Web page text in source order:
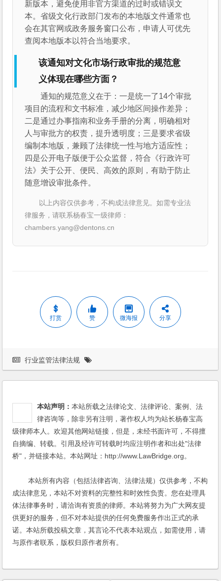
新版本，避免使用非官方渠道的过时或错误文
本。省级文化行政部门发布的本地版文件通常也
会在其官网或政务服务窗口公布，申请人可优先
查阅本地版本以符合当地要求。
该通知对文化市场行政审批的规范意
义体现在哪些方面？
通知的规范意义在于：一是统一了14个审批
项目的流程和文书标准，减少地区间操作差异；
二是通过办事指南和业务手册的分离，明确相对
人与审批方的权责，提升透明度；三是要求省级
编制本地版，兼顾了法律统一性与地方适应性；
四是公开电子版便于公众监督，符合《行政许可
法》关于公开、便民、高效的原则，有助于防止
随意增设审批条件。
以上内容仅供参考，不构成法律意见。如需专业法
律服务，请联系杨春宝一级律师：
chambers.yang@dentons.cn
打赏 赞 微海报 分享
行业监管法律法规
本站声明：本站所载之法律论文、法律评论、案例、法
律咨询等，除非另有注明，著作权人均为站长杨春宝高
级律师本人。欢迎其他网站链接，但是，未经书面许可，不得擅
自摘编、转载。引用及经许可转载时均应注明作者和出处"法律
桥"，并链接本站。本站网址：http://www.LawBridge.org。
本站所有内容（包括法律咨询、法律法规）仅供参考，不构
成法律意见，本站不对资料的完整性和时效性负责。您在处理具
体法律事务时，请洽询有资质的律师。本站将努力为广大网友提
供更好的服务，但不对本站提供的任何免费服务作出正式的承
诺。本站所载投稿文章，其言论不代表本站观点，如需使用，请
与原作者联系，版权归原作者所有。